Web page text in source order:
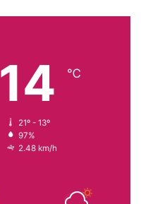
14 ℃
21º - 13º
97%
2.48 km/h